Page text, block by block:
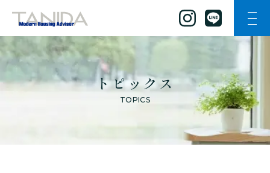
谷田工務店のトップページへ移動
ナビ
トピックス
TOPICS